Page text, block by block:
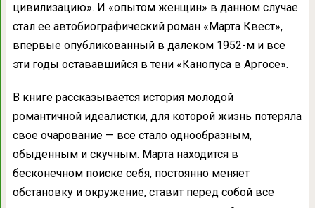
цивилизацию». И «опытом женщин» в данном случае
стал ее автобиографический роман «Марта Квест»,
впервые опубликованный в далеком 1952-м и все
эти годы остававшийся в тени «Канопуса в Аргосе».
В книге рассказывается история молодой
романтичной идеалистки, для которой жизнь потеряла
свое очарование — все стало однообразным,
обыденным и скучным. Марта находится в
бесконечном поиске себя, постоянно меняет
обстановку и окружение, ставит перед собой все